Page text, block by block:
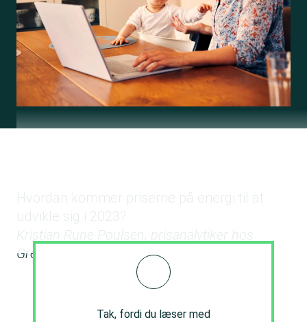
Hvordan kommer priserne på energi til at
udvikle sig i 2023?
Kristian Rune Poulsen, prisanalytiker hos
Green Power Denmark:
Tak, fordi du læser med